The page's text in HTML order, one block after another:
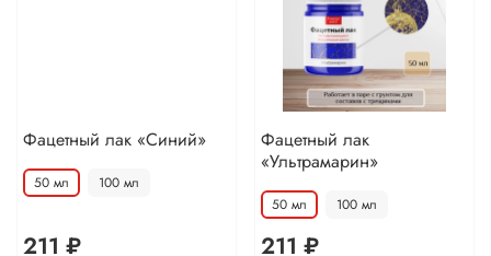
Фацетный лак «Синий»
50 мл 100 мл
211 ₽
Фацетный лак
«Ультрамарин»
50 мл 100 мл
211 ₽